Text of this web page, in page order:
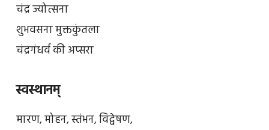
चंद्र ज्योत्सना
शुभवसना मुक्तकुंतला
चंद्रगंधर्व की अप्सरा
स्वस्थानम्
मारण, मोहन, स्तंभन, विद्वेषण,